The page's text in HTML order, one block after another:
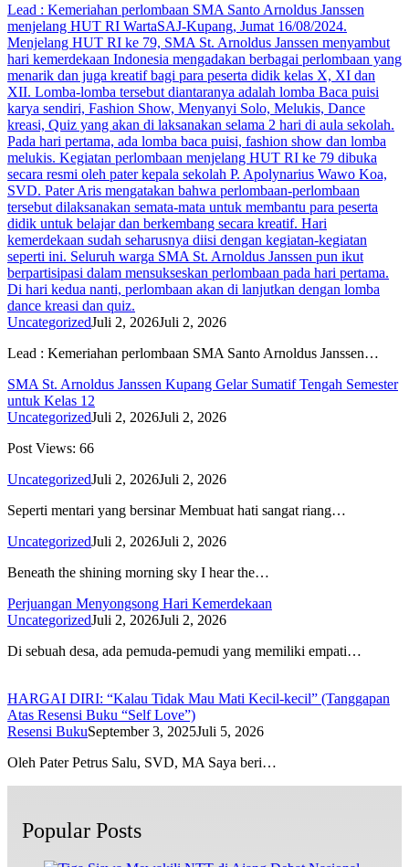
Lead : Kemeriahan perlombaan SMA Santo Arnoldus Janssen
menjelang HUT RI WartaSAJ-Kupang, Jumat 16/08/2024.
Menjelang HUT RI ke 79, SMA St. Arnoldus Janssen menyambut
hari kemerdekaan Indonesia mengadakan berbagai perlombaan yang
menarik dan juga kreatif bagi para peserta didik kelas X, XI dan
XII. Lomba-lomba tersebut diantaranya adalah lomba Baca puisi
karya sendiri, Fashion Show, Menyanyi Solo, Melukis, Dance
kreasi, Quiz yang akan di laksanakan selama 2 hari di aula sekolah.
Pada hari pertama, ada lomba baca puisi, fashion show dan lomba
melukis. Kegiatan perlombaan menjelang HUT RI ke 79 dibuka
secara resmi oleh pater kepala sekolah P. Apolynarius Wawo Koa,
SVD. Pater Aris mengatakan bahwa perlombaan-perlombaan
tersebut dilaksanakan semata-mata untuk membantu para peserta
didik untuk belajar dan berkembang secara kreatif. Hari
kemerdekaan sudah seharusnya diisi dengan kegiatan-kegiatan
seperti ini. Seluruh warga SMA St. Arnoldus Janssen pun ikut
berpartisipasi dalam mensukseskan perlombaan pada hari pertama.
Di hari kedua nanti, perlombaan akan di lanjutkan dengan lomba
dance kreasi dan quiz.
UncategorizedJuli 2, 2026Juli 2, 2026
Lead : Kemeriahan perlombaan SMA Santo Arnoldus Janssen…
SMA St. Arnoldus Janssen Kupang Gelar Sumatif Tengah Semester
untuk Kelas 12
UncategorizedJuli 2, 2026Juli 2, 2026
Post Views: 66
UncategorizedJuli 2, 2026Juli 2, 2026
Seperti mentari yang bersinar Membuat hati sangat riang…
UncategorizedJuli 2, 2026Juli 2, 2026
Beneath the shining morning sky I hear the…
Perjuangan Menyongsong Hari Kemerdekaan
UncategorizedJuli 2, 2026Juli 2, 2026
Di sebuah desa, ada pemuda-pemudi yang memiliki empati…
HARGAI DIRI: “Kalau Tidak Mau Mati Kecil-kecil” (Tanggapan
Atas Resensi Buku “Self Love”)
Resensi BukuSeptember 3, 2025Juli 5, 2026
Oleh Pater Petrus Salu, SVD, MA Saya beri…
Popular Posts